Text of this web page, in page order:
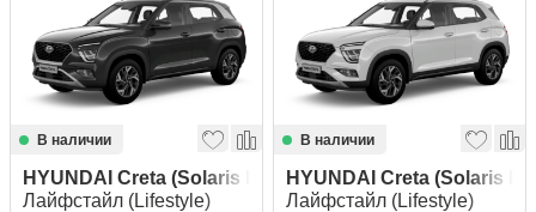
В наличии
HYUNDAI Creta (Solaris HC)
Лайфстайл (Lifestyle)
В наличии
HYUNDAI Creta (Solaris
Лайфстайл (Lifestyle)